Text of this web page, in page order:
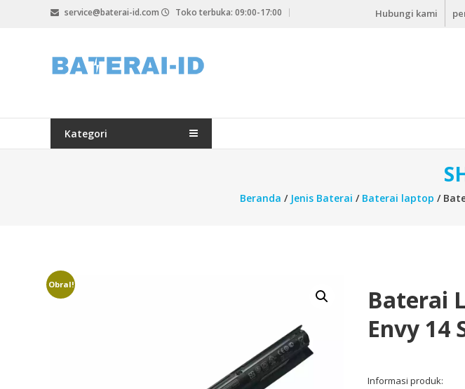
service@baterai-id.com Toko terbuka: 09:00-17:00 Hubungi kami
bateria-
id.com
Kategori
Beranda / Jenis Baterai / Baterai laptop /
Obral!
Baterai
Envy 14
Informasi produk: